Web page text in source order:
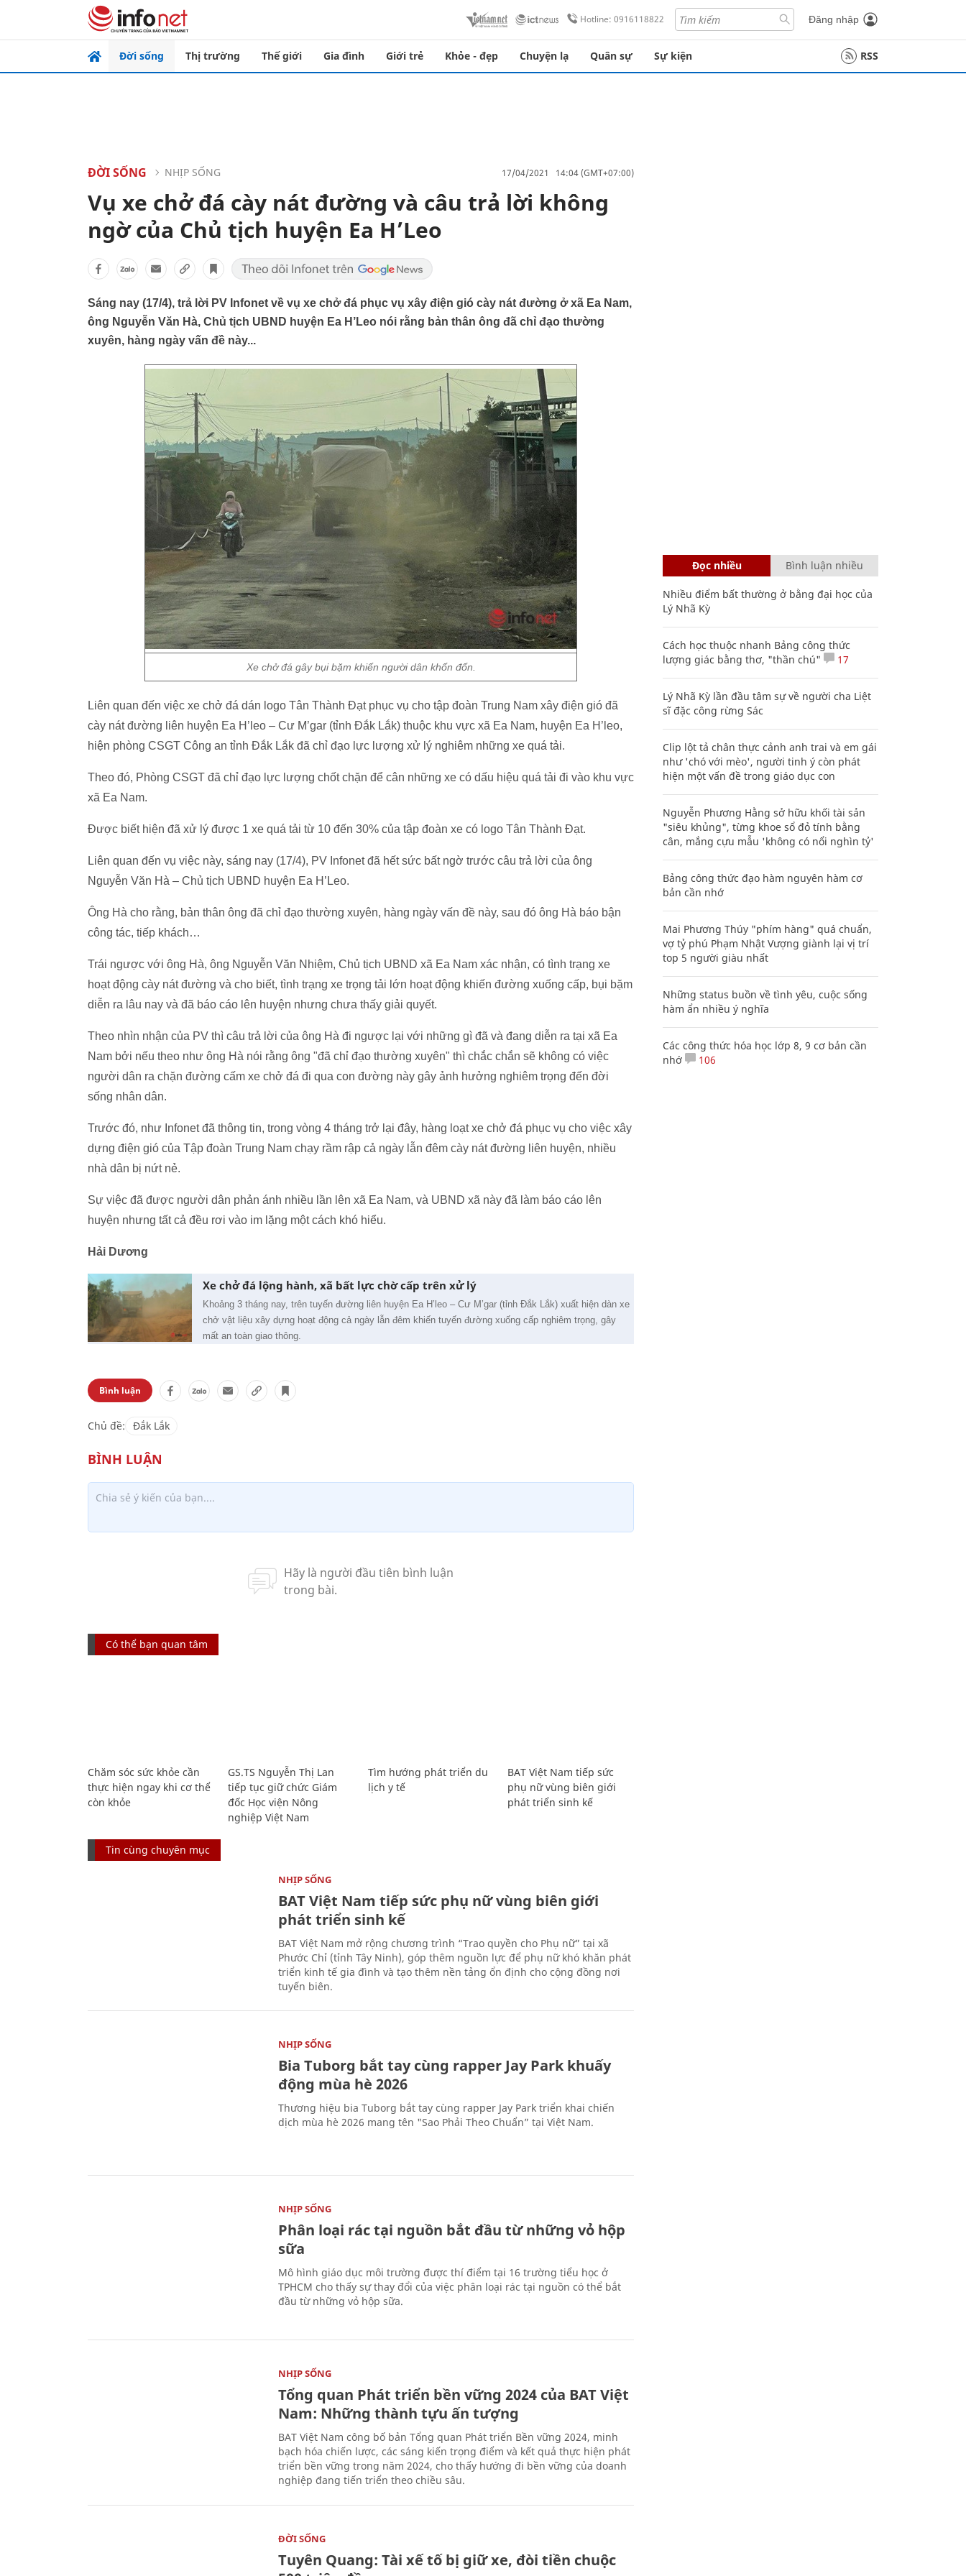
Hotline: 0916118822 Đăng nhập
Đời sống Thị trường Thế giới Gia đình Giới trẻ Khỏe - đẹp Chuyện lạ Quân sự Sự kiện RSS
ĐỜI SỐNG NHỊP SỐNG 17/04/2021 14:04 (GMT+07:00)
Vụ xe chở đá cày nát đường và câu trả lời không
ngờ của Chủ tịch huyện Ea H’Leo
Sáng nay (17/4), trả lời PV Infonet về vụ xe chở đá phục vụ xây điện gió cày nát đường ở xã Ea Nam,
ông Nguyễn Văn Hà, Chủ tịch UBND huyện Ea H’Leo nói rằng bản thân ông đã chỉ đạo thường
xuyên, hàng ngày vấn đề này...
Xe chở đá gây bụi bặm khiến người dân khốn đốn.
Liên quan đến việc xe chở đá dán logo Tân Thành Đạt phục vụ cho tập đoàn Trung Nam xây điện gió đã
cày nát đường liên huyện Ea H’leo – Cư M’gar (tỉnh Đắk Lắk) thuộc khu vực xã Ea Nam, huyện Ea H’leo,
hiện phòng CSGT Công an tỉnh Đắk Lắk đã chỉ đạo lực lượng xử lý nghiêm những xe quá tải.
Theo đó, Phòng CSGT đã chỉ đạo lực lượng chốt chặn để cân những xe có dấu hiệu quá tải đi vào khu vực
xã Ea Nam.
Được biết hiện đã xử lý được 1 xe quá tải từ 10 đến 30% của tập đoàn xe có logo Tân Thành Đạt.
Liên quan đến vụ việc này, sáng nay (17/4), PV Infonet đã hết sức bất ngờ trước câu trả lời của ông
Nguyễn Văn Hà – Chủ tịch UBND huyện Ea H’Leo.
Ông Hà cho rằng, bản thân ông đã chỉ đạo thường xuyên, hàng ngày vấn đề này, sau đó ông Hà báo bận
công tác, tiếp khách…
Trái ngược với ông Hà, ông Nguyễn Văn Nhiệm, Chủ tịch UBND xã Ea Nam xác nhận, có tình trạng xe
hoạt động cày nát đường và cho biết, tình trạng xe trọng tải lớn hoạt động khiến đường xuống cấp, bụi bặm
diễn ra lâu nay và đã báo cáo lên huyện nhưng chưa thấy giải quyết.
Theo nhìn nhận của PV thì câu trả lời của ông Hà đi ngược lại với những gì đã và đang diễn ra tại xã Ea
Nam bởi nếu theo như ông Hà nói rằng ông "đã chỉ đạo thường xuyên" thì chắc chắn sẽ không có việc
người dân ra chặn đường cấm xe chở đá đi qua con đường này gây ảnh hưởng nghiêm trọng đến đời
sống nhân dân.
Trước đó, như Infonet đã thông tin, trong vòng 4 tháng trở lại đây, hàng loạt xe chở đá phục vụ cho việc xây
dựng điện gió của Tập đoàn Trung Nam chạy rầm rập cả ngày lẫn đêm cày nát đường liên huyện, nhiều
nhà dân bị nứt nẻ.
Sự việc đã được người dân phản ánh nhiều lần lên xã Ea Nam, và UBND xã này đã làm báo cáo lên
huyện nhưng tất cả đều rơi vào im lặng một cách khó hiểu.
Hải Dương
Xe chở đá lộng hành, xã bất lực chờ cấp trên xử lý
Khoảng 3 tháng nay, trên tuyến đường liên huyện Ea H’leo – Cư M’gar (tỉnh Đắk Lắk) xuất hiện dàn xe
chở vật liệu xây dựng hoạt động cả ngày lẫn đêm khiến tuyến đường xuống cấp nghiêm trọng, gây
mất an toàn giao thông.
Bình luận
Chủ đề: Đắk Lắk
Có thể bạn quan tâm
Chăm sóc sức khỏe cần
thực hiện ngay khi cơ thể
còn khỏe
GS.TS Nguyễn Thị Lan
tiếp tục giữ chức Giám
đốc Học viện Nông
nghiệp Việt Nam
Tìm hướng phát triển du
lịch y tế
BAT Việt Nam tiếp sức
phụ nữ vùng biên giới
phát triển sinh kế
Tin cùng chuyên mục
NHỊP SỐNG
BAT Việt Nam tiếp sức phụ nữ vùng biên giới
phát triển sinh kế
BAT Việt Nam mở rộng chương trình “Trao quyền cho Phụ nữ” tại xã
Phước Chỉ (tỉnh Tây Ninh), góp thêm nguồn lực để phụ nữ khó khăn phát
triển kinh tế gia đình và tạo thêm nền tảng ổn định cho cộng đồng nơi
tuyến biên.
NHỊP SỐNG
Bia Tuborg bắt tay cùng rapper Jay Park khuấy
động mùa hè 2026
Thương hiệu bia Tuborg bắt tay cùng rapper Jay Park triển khai chiến
dịch mùa hè 2026 mang tên "Sao Phải Theo Chuẩn” tại Việt Nam.
NHỊP SỐNG
Phân loại rác tại nguồn bắt đầu từ những vỏ hộp
sữa
Mô hình giáo dục môi trường được thí điểm tại 16 trường tiểu học ở
TPHCM cho thấy sự thay đổi của việc phân loại rác tại nguồn có thể bắt
đầu từ những vỏ hộp sữa.
NHỊP SỐNG
Tổng quan Phát triển bền vững 2024 của BAT Việt
Nam: Những thành tựu ấn tượng
BAT Việt Nam công bố bản Tổng quan Phát triển Bền vững 2024, minh
bạch hóa chiến lược, các sáng kiến trọng điểm và kết quả thực hiện phát
triển bền vững trong năm 2024, cho thấy hướng đi bền vững của doanh
nghiệp đang tiến triển theo chiều sâu.
ĐỜI SỐNG
Tuyên Quang: Tài xế tố bị giữ xe, đòi tiền chuộc
Đọc nhiều Bình luận nhiều
Nhiều điểm bất thường ở bằng đại học của
Lý Nhã Kỳ
Cách học thuộc nhanh Bảng công thức
lượng giác bằng thơ, "thần chú"
17
Lý Nhã Kỳ lần đầu tâm sự về người cha Liệt
sĩ đặc công rừng Sác
Clip lột tả chân thực cảnh anh trai và em gái
như 'chó với mèo', người tinh ý còn phát
hiện một vấn đề trong giáo dục con
Nguyễn Phương Hằng sở hữu khối tài sản
"siêu khủng", từng khoe sổ đỏ tính bằng
cân, mắng cựu mẫu 'không có nổi nghìn tỷ'
Bảng công thức đạo hàm nguyên hàm cơ
bản cần nhớ
Mai Phương Thúy "phím hàng" quá chuẩn,
vợ tỷ phú Phạm Nhật Vượng giành lại vị trí
top 5 người giàu nhất
Những status buồn về tình yêu, cuộc sống
hàm ẩn nhiều ý nghĩa
Các công thức hóa học lớp 8, 9 cơ bản cần
nhớ
106